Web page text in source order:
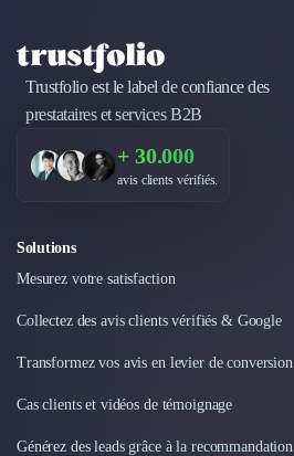
Trustfolio est le label de confiance des
prestataires et services B2B
+ 30.000
avis clients vérifiés.
Solutions
Mesurez votre satisfaction
Collectez des avis clients vérifiés & Google
Transformez vos avis en levier de conversion
Cas clients et vidéos de témoignage
Générez des leads grâce à la recommandation